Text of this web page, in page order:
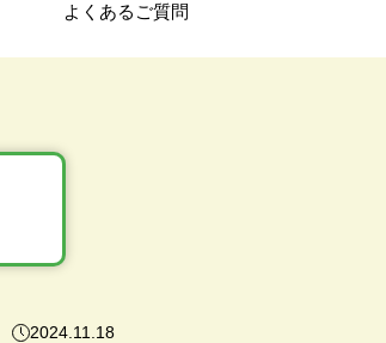
よくあるご質問
2024.11.18